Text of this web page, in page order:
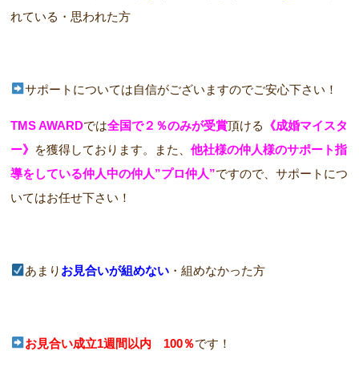
れている・思われた方
サポートについては自信がございますのでご安心下さい！
TMS AWARDでは全国で２％のみが受賞頂ける 《成婚マイスタ
ー》 を獲得しております。また、他社様の仲人様のサポート指
導をしている仲人中の仲人”プロ仲人”ですので、サポートにつ
いてはお任せ下さい！
あまり お見合いが組めない ・組めなかった方
お見合い成立1週間以内 100％です！